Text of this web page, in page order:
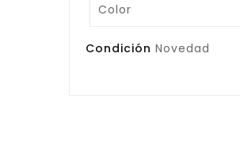
Color
Condición Novedad